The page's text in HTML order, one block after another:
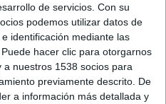
de servicios. Con su
podemos utilizar datos de
identificación mediante las
hacer clic para otorgarnos
nuestros 1538 socios para
previamente descrito. De
a información más detallada y
esperats del calendari.
100 km per etapes, en
que poden
si bé sempre n'hi ha